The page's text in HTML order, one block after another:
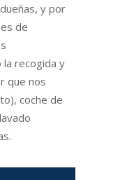
y por
de
la recogida y
que nos
coche de